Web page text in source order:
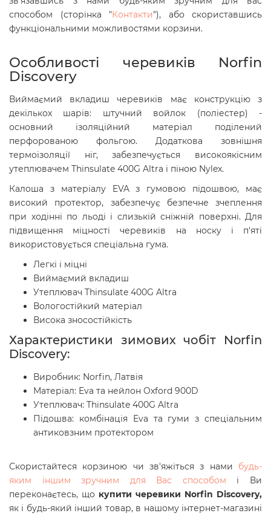
способом (сторінка "Контакти"), або скориставшись
функціональними можливостями корзини.
Особливості черевиків Norfin
Discovery
Виймаємий вкладиш черевиків має конструкцію з
декількох шарів: штучний войлок (поліестер) -
основний ізоляційний матеріал поділений
перфорованою фольгою. Додаткова зовнішня
термоізоляції ніг, забезпечується високоякісним
утеплювачем Thinsulate 400G Altra і піною Nylex.
Калоша з матеріалу EVA з гумовою підошвою, має
високий протектор, забезпечує безпечне зчеплення
при ходінні по льоді і слизькій сніжній поверхні. Для
підвищення міцності черевиків на носку і п'яті
використовується спеціальна гума.
Легкі і міцні
Виймаємий вкладиш
Утеплювач Thinsulate 400G Altra
Вологостійкий матеріал
Висока зносостійкість
Характеристики зимових чобіт Norfin
Discovery:
Виробник: Norfin, Латвія
Матеріал: Eva та нейлон Oxford 900D
Утеплювач: Thinsulate 400G Altra
Підошва: комбінація Eva та гуми з спеціальним
антиковзним протектором
Скористайтеся корзиною чи зв'яжіться з нами будь-
яким іншим зручним для Вас способом і Ви
переконаєтесь, що купити черевики Norfin Discovery,
як і будь-який інший товар, в нашому інтернет-магазині